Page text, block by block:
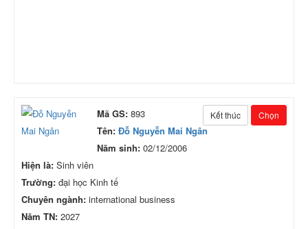
Kết thúc Chọn
Mã GS: 893
Tên: Đỗ Nguyễn Mai Ngân
Năm sinh: 02/12/2006
Hiện là: Sinh viên
Trường: đại học Kinh tế
Chuyên ngành: international business
Năm TN: 2027